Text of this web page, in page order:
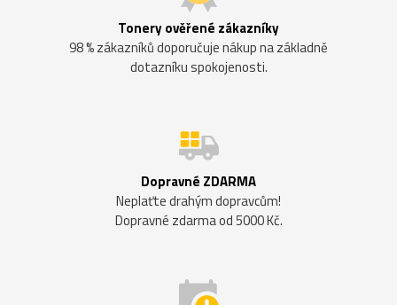
Tonery ověřené zákazníky
98 % zákazníků doporučuje nákup na základně
dotazníku spokojenosti.
Dopravné ZDARMA
Neplaťte drahým dopravcům!
Dopravné zdarma od 5000 Kč.